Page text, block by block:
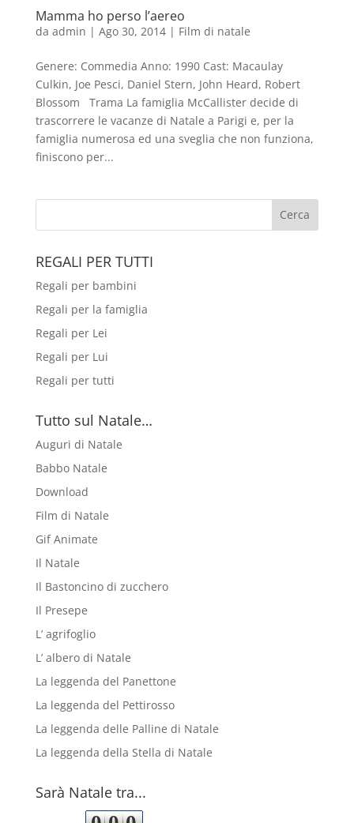
Mamma ho perso l’aereo
da admin | Ago 30, 2014| Film di natale
Genere: Commedia Anno: 1990 Cast: Macaulay
Culkin, Joe Pesci, Daniel Stern, John Heard, Robert
Blossom Trama La famiglia McCallister decide di
trascorrere le vacanze di Natale a Parigi e, per la
famiglia numerosa ed una sveglia che non funziona,
finiscono per...
REGALI PER TUTTI
Regali per bambini
Regali per la famiglia
Regali per Lei
Regali per Lui
Regali per tutti
Tutto sul Natale…
Auguri di Natale
Babbo Natale
Download
Film di Natale
Gif Animate
Il Natale
Il Bastoncino di zucchero
Il Presepe
L’ agrifoglio
L’ albero di Natale
La leggenda del Panettone
La leggenda del Pettirosso
La leggenda delle Palline di Natale
La leggenda della Stella di Natale
Sarà Natale tra...